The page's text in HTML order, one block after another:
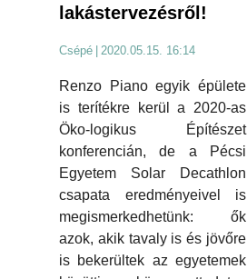
lakástervezésről!
Csépé 2020.05.15. 16:14
Renzo Piano egyik épülete
is terítékre kerül a 2020-as
Öko-logikus Építészet
konferencián, de a Pécsi
Egyetem Solar Decathlon
csapata eredményeivel is
megismerkedhetünk: ők
azok, akik tavaly is és jövőre
is bekerültek az egyetemek